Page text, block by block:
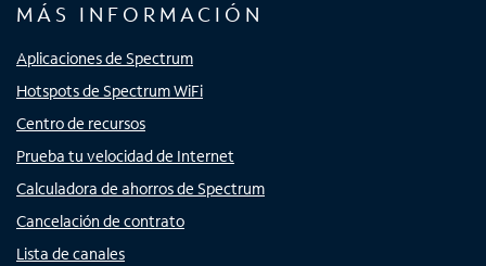
MÁS INFORMACIÓN
Aplicaciones de Spectrum
Hotspots de Spectrum WiFi
Centro de recursos
Prueba tu velocidad de Internet
Calculadora de ahorros de Spectrum
Cancelación de contrato
Lista de canales